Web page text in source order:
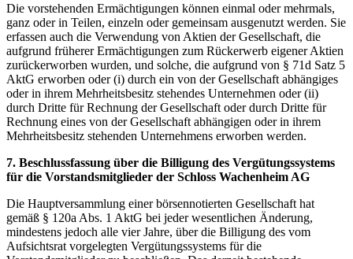
Die vorstehenden Ermächtigungen können einmal oder mehrmals,
ganz oder in Teilen, einzeln oder gemeinsam ausgenutzt werden. Sie
erfassen auch die Verwendung von Aktien der Gesellschaft, die
aufgrund früherer Ermächtigungen zum Rückerwerb eigener Aktien
zurückerworben wurden, und solche, die aufgrund von § 71d Satz 5
AktG erworben oder (i) durch ein von der Gesellschaft abhängiges
oder in ihrem Mehrheitsbesitz stehendes Unternehmen oder (ii)
durch Dritte für Rechnung der Gesellschaft oder durch Dritte für
Rechnung eines von der Gesellschaft abhängigen oder in ihrem
Mehrheitsbesitz stehenden Unternehmens erworben werden.
7. Beschlussfassung über die Billigung des Vergütungssystems
für die Vorstandsmitglieder der Schloss Wachenheim AG
Die Hauptversammlung einer börsennotierten Gesellschaft hat
gemäß § 120a Abs. 1 AktG bei jeder wesentlichen Änderung,
mindestens jedoch alle vier Jahre, über die Billigung des vom
Aufsichtsrat vorgelegten Vergütungssystems für die